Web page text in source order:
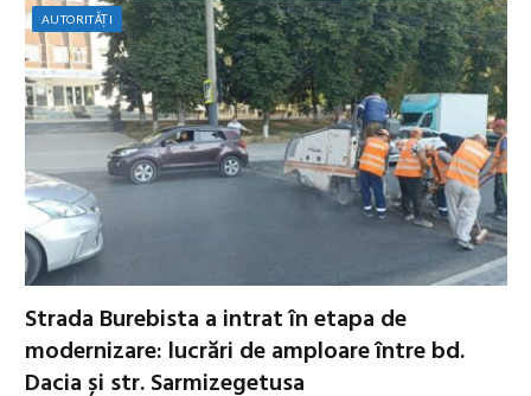
AUTORITĂȚI
Strada Burebista a intrat în etapa de
modernizare: lucrări de amploare între bd.
Dacia și str. Sarmizegetusa